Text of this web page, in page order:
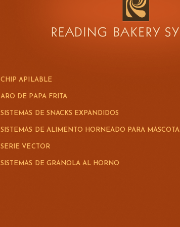
CHIP APILABLE
ARO DE PAPA FRITA
SISTEMAS DE SNACKS EXPANDIDOS
SISTEMAS DE ALIMENTO HORNEADO PARA MASCOTA
SERIE VECTOR
SISTEMAS DE GRANOLA AL HORNO